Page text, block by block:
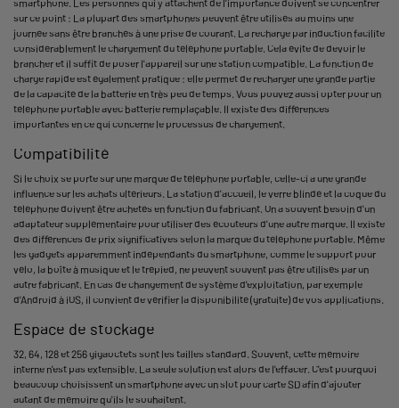
smartphone. Les personnes qui y attachent de l'importance doivent se concentrer
sur ce point : La plupart des smartphones peuvent être utilisés au moins une
journée sans être branchés à une prise de courant. La recharge par induction facilite
considérablement le chargement du téléphone portable. Cela évite de devoir le
brancher et il suffit de poser l'appareil sur une station compatible. La fonction de
charge rapide est également pratique : elle permet de recharger une grande partie
de la capacité de la batterie en très peu de temps. Vous pouvez aussi opter pour un
téléphone portable avec batterie remplaçable. Il existe des différences
importantes en ce qui concerne le processus de chargement.
Compatibilité
Si le choix se porte sur une marque de téléphone portable, celle-ci a une grande
influence sur les achats ultérieurs. La station d'accueil, le verre blindé et la coque du
téléphone doivent être achetés en fonction du fabricant. On a souvent besoin d'un
adaptateur supplémentaire pour utiliser des écouteurs d'une autre marque. Il existe
des différences de prix significatives selon la marque du téléphone portable. Même
les gadgets apparemment indépendants du smartphone, comme le support pour
vélo, la boîte à musique et le trépied, ne peuvent souvent pas être utilisés par un
autre fabricant. En cas de changement de système d'exploitation, par exemple
d'Android à iOS, il convient de vérifier la disponibilité (gratuite) de vos applications.
Espace de stockage
32, 64, 128 et 256 gigaoctets sont les tailles standard. Souvent, cette mémoire
interne n'est pas extensible. La seule solution est alors de l'effacer. C'est pourquoi
beaucoup choisissent un smartphone avec un slot pour carte SD afin d'ajouter
autant de mémoire qu'ils le souhaitent.